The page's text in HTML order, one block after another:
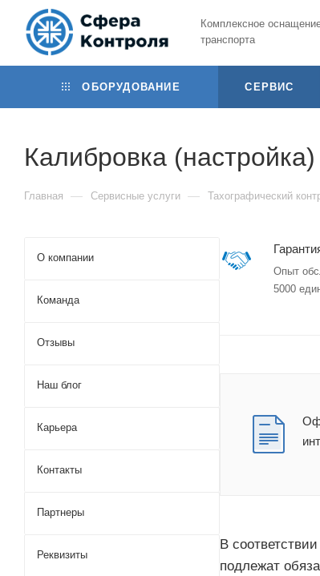
Комплексное
транспорта
ОБОРУДОВАНИЕ СЕРВИС
Калибровка
Главная — Сервисные услуги — Тахографический
Опыт
5000
В
подлежат
О компании
Команда
Отзывы
Наш блог
Карьера
Контакты
Партнеры
Реквизиты